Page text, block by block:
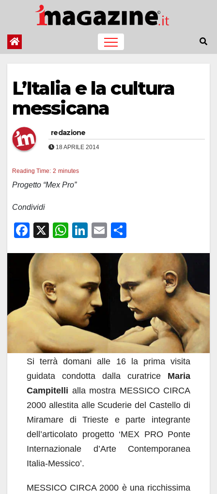
contenuto
L’Italia e la cultura
messicana
redazione
18 APRILE 2014
Reading Time: 2 minutes
Progetto “Mex Pro”
Condividi
F
c
e
b
k
X
W
at
s
A
p
p
Li
k
e
dI
n
E
ail
n
di
vi
di
Si terrà domani alle 16 la prima visita
guidata condotta dalla curatrice Maria
Campitelli alla mostra MESSICO CIRCA
2000 allestita alle Scuderie del Castello di
Miramare di Trieste e parte integrante
dell’articolato progetto ‘MEX PRO Ponte
Internazionale d’Arte Contemporanea
Italia-Messico’.
MESSICO CIRCA 2000 è una ricchissima